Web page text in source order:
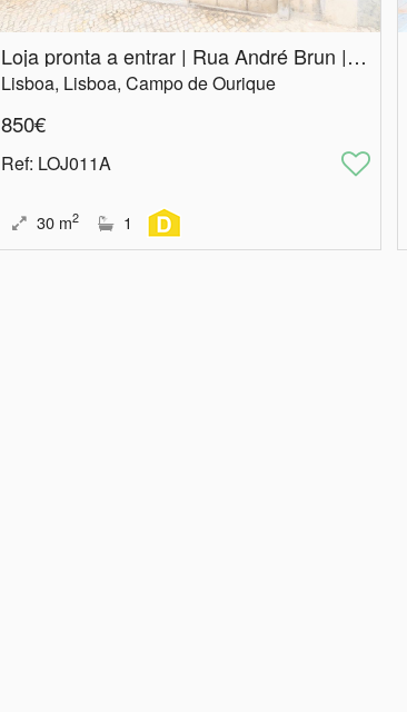
Loja pronta a entrar | Rua André Brun | Campo de Ourique
Lisboa, Lisboa, Campo de Ourique
850€
Ref: LOJ011A
30 m2 1